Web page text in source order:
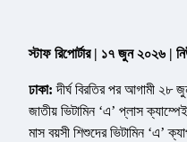
স্টাফ রিপোর্টার | ১৭ জুন ২০২৬ |
ঢাকা: দীর্ঘ বিরতির পর আগামী ২৮
জাতীয় ভিটামিন ‘এ’ প্লাস
মাস বয়সী শিশুদের ভিটামিন ‘এ’